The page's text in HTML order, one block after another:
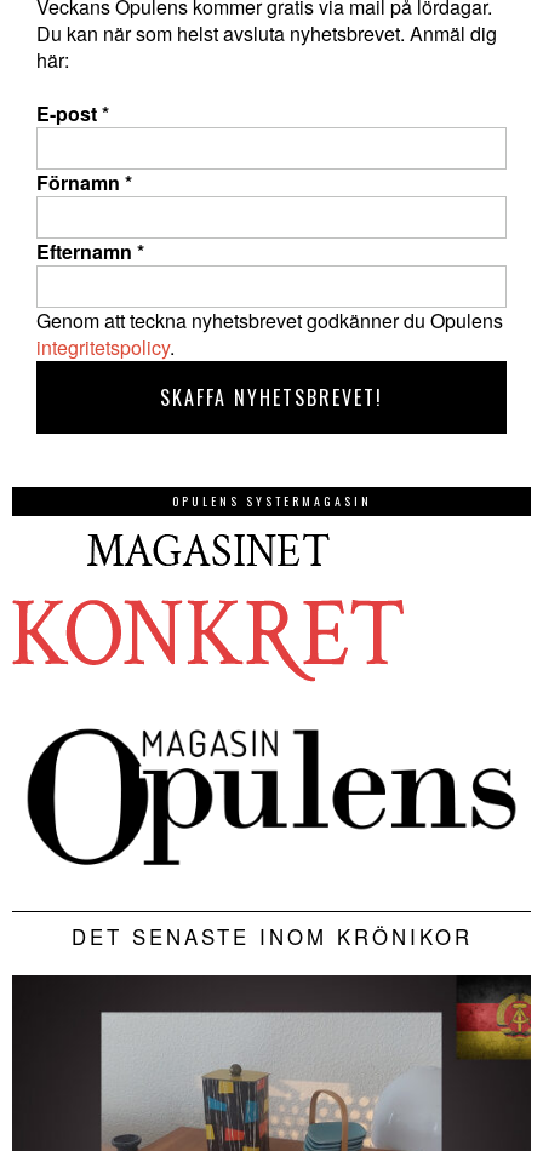
Veckans Opulens kommer gratis via mail på lördagar.
Du kan när som helst avsluta nyhetsbrevet. Anmäl dig
här:
E-post*
Förnamn *
Efternamn *
Genom att teckna nyhetsbrevet godkänner du Opulens
integritetspolicy.
OPULENS SYSTERMAGASIN
DET SENASTE INOM KRÖNIKOR